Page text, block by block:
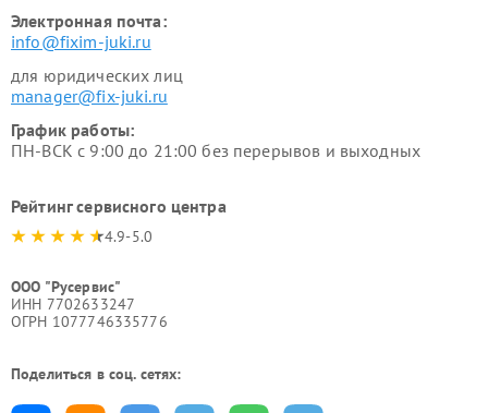
Электронная почта:
info@fixim-juki.ru
для юридических лиц
manager@fix-juki.ru
График работы:
ПН-ВСК с 9:00 до 21:00 без перерывов и выходных
Рейтинг сервисного центра
4.9-5.0
ООО "Русервис"
ИНН 7702633247
ОГРН 1077746335776
Поделиться в соц. сетях: